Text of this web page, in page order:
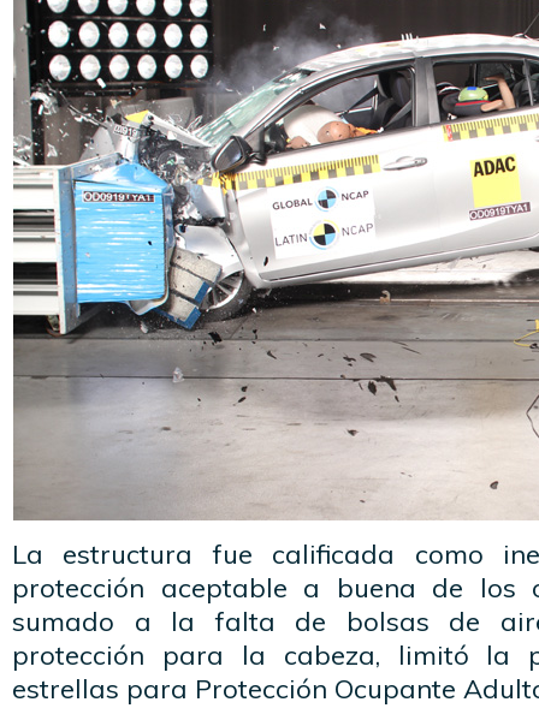
La estructura fue calificada como
protección aceptable a buena de los
sumado a la falta de bolsas de
protección para la cabeza, limitó la
estrellas para Protección Ocupante